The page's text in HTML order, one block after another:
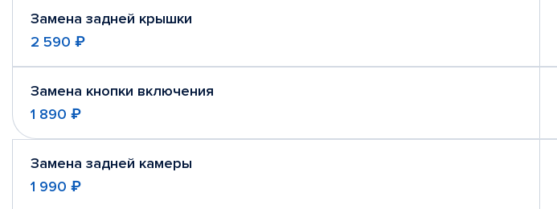
Замена задней крышки
2 590 ₽
Замена кнопки включения
1 890 ₽
Замена задней камеры
1 990 ₽